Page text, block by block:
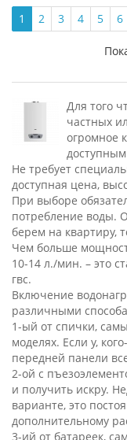
1 2 3 4 5 6
Для того
частных
огромное
доступным
Не требует
доступная цена,
При выборе
потребление воды.
берем на квартиру,
Чем больше
10-14 л./мин. – это
гвс.
Включение
различными
1-ый от спички,
моделях. Если у,
передней панели
2-ой с
и получить искру.
варианте, это
дополнительному
3-ий от батареек,